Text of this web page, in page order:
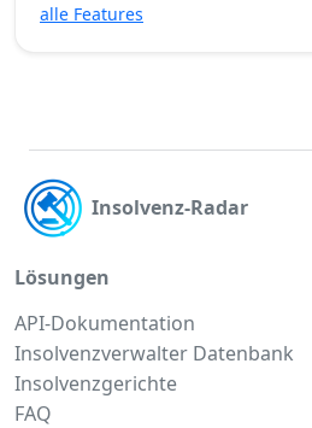
alle Features
Insolvenz-Radar
Lösungen
API-Dokumentation
Insolvenzverwalter Datenbank
Insolvenzgerichte
FAQ